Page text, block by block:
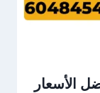
الأسعار